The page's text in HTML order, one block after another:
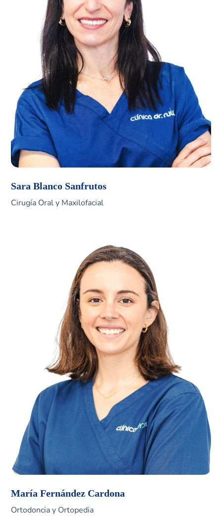
Sara Blanco Sanfrutos
Cirugía Oral y Maxilofacial
María Fernández Cardona
Ortodoncia y Ortopedia